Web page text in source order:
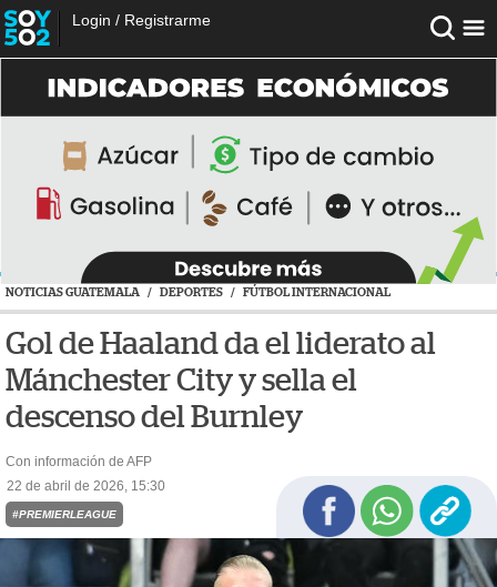
Login / Registrarme
NOTICIAS GUATEMALA / DEPORTES / FÚTBOL INTERNACIONAL
Gol de Haaland da el liderato al
Mánchester City y sella el
descenso del Burnley
Con información de AFP
22 de abril de 2026, 15:30
#PREMIERLEAGUE